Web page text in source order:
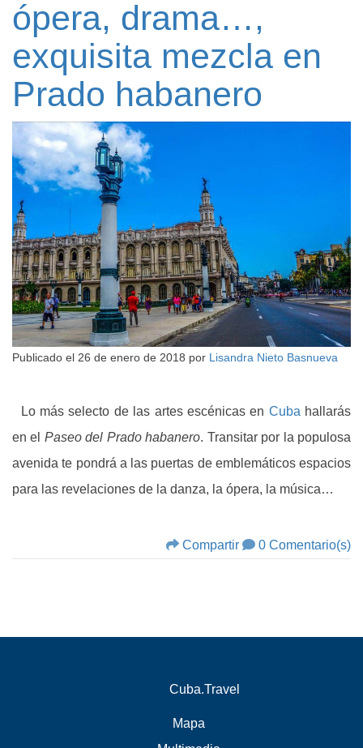
ópera, drama…,
exquisita mezcla en
Prado habanero
Publicado el 26 de enero de 2018 por Lisandra Nieto Basnueva
Lo más selecto de las artes escénicas en Cuba hallarás
en el Paseo del Prado habanero. Transitar por la populosa
avenida te pondrá a las puertas de emblemáticos espacios
para las revelaciones de la danza, la ópera, la música…
Compartir 0 Comentario(s)
Cuba.Travel
Mapa